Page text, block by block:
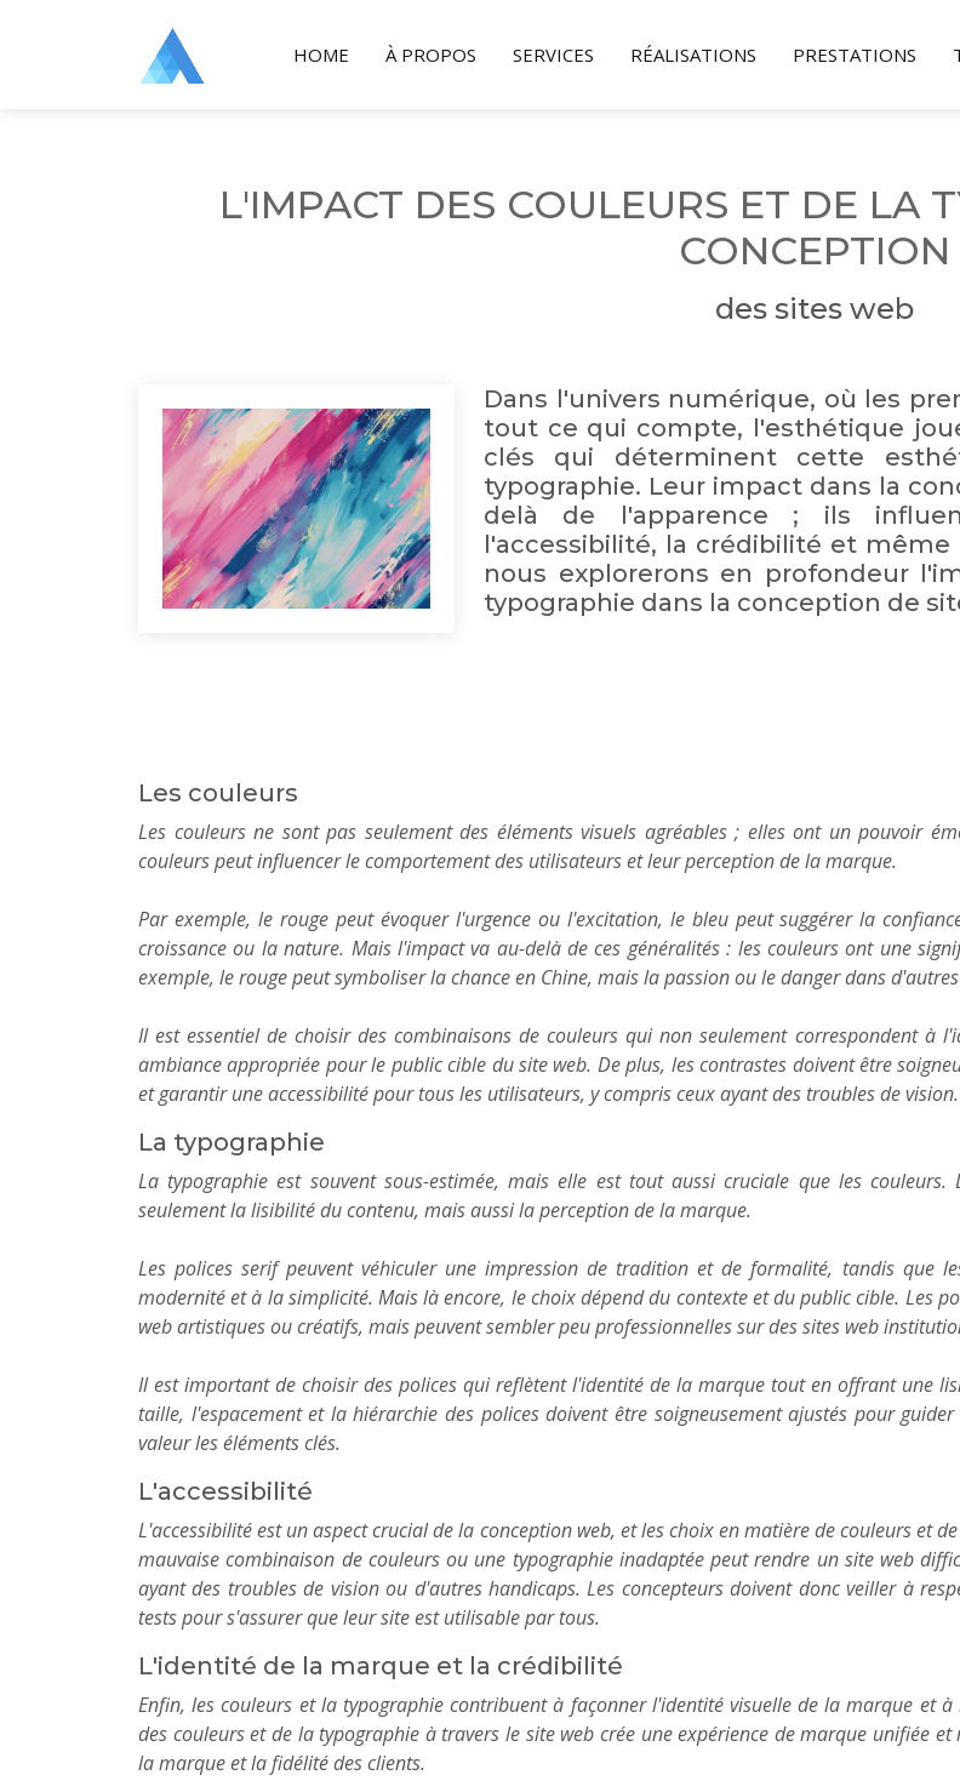
HOME À PROPOS SERVICES RÉALISATIONS PRESTATIONS
L'IMPACT DES COULEURS ET DE LA
CONCEPTION
des sites web
Dans l'univers numérique, où les
tout ce qui compte, l'esthétique
clés qui déterminent cette
typographie. Leur impact dans la
delà de l'apparence ; ils
l'accessibilité, la crédibilité et même
nous explorerons en profondeur
typographie dans la conception de
Les couleurs
Les couleurs ne sont pas seulement des éléments visuels agréables ; elles ont un pouvoir
couleurs peut influencer le comportement des utilisateurs et leur perception de la marque.
Par exemple, le rouge peut évoquer l'urgence ou l'excitation, le bleu peut suggérer la
croissance ou la nature. Mais l'impact va au-delà de ces généralités : les couleurs ont une
exemple, le rouge peut symboliser la chance en Chine, mais la passion ou le danger dans
Il est essentiel de choisir des combinaisons de couleurs qui non seulement correspondent à
ambiance appropriée pour le public cible du site web. De plus, les contrastes doivent être
et garantir une accessibilité pour tous les utilisateurs, y compris ceux ayant des troubles de vision.
La typographie
La typographie est souvent sous-estimée, mais elle est tout aussi cruciale que les
seulement la lisibilité du contenu, mais aussi la perception de la marque.
Les polices serif peuvent véhiculer une impression de tradition et de formalité, tandis que
modernité et à la simplicité. Mais là encore, le choix dépend du contexte et du public cible. Les
web artistiques ou créatifs, mais peuvent sembler peu professionnelles sur des sites web
Il est important de choisir des polices qui reflètent l'identité de la marque tout en offrant une
taille, l'espacement et la hiérarchie des polices doivent être soigneusement ajustés pour
valeur les éléments clés.
L'accessibilité
L'accessibilité est un aspect crucial de la conception web, et les choix en matière de couleurs et
mauvaise combinaison de couleurs ou une typographie inadaptée peut rendre un site web
ayant des troubles de vision ou d'autres handicaps. Les concepteurs doivent donc veiller à
tests pour s'assurer que leur site est utilisable par tous.
L'identité de la marque et la crédibilité
Enfin, les couleurs et la typographie contribuent à façonner l'identité visuelle de la marque et
des couleurs et de la typographie à travers le site web crée une expérience de marque unifiée
la marque et la fidélité des clients.